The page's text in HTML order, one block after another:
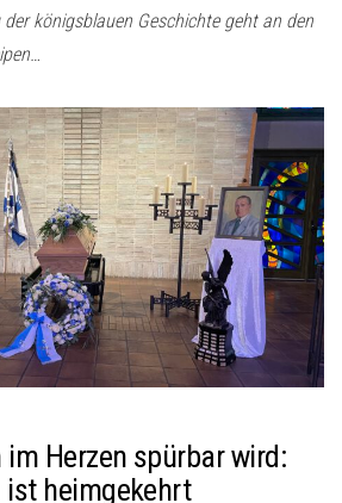
königsblauen Geschichte geht an den
Herzen spürbar wird:
ist heimgekehrt